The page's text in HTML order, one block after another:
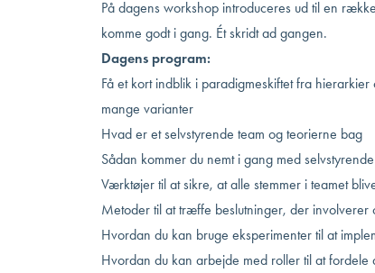
På dagens workshop introduceres ud til en
komme godt i gang. Ét skridt ad gangen.
Dagens program:
Få et kort indblik i paradigmeskiftet fra
mange varianter
Hvad er et selvstyrende team og teorierne bag
Sådan kommer du nemt i gang med
Værktøjer til at sikre, at alle stemmer i teamet
Metoder til at træffe beslutninger, der involverer
Hvordan du kan bruge eksperimenter til at
Hvordan du kan arbejde med roller til at fordele